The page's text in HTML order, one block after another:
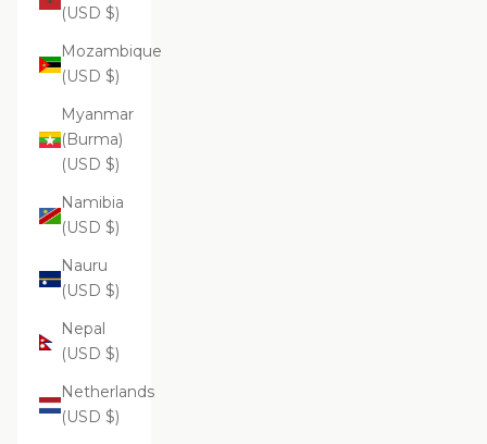
(USD $)
Mozambique
(USD $)
Myanmar
(Burma)
(USD $)
Namibia
(USD $)
Nauru
(USD $)
Nepal
(USD $)
Netherlands
(USD $)